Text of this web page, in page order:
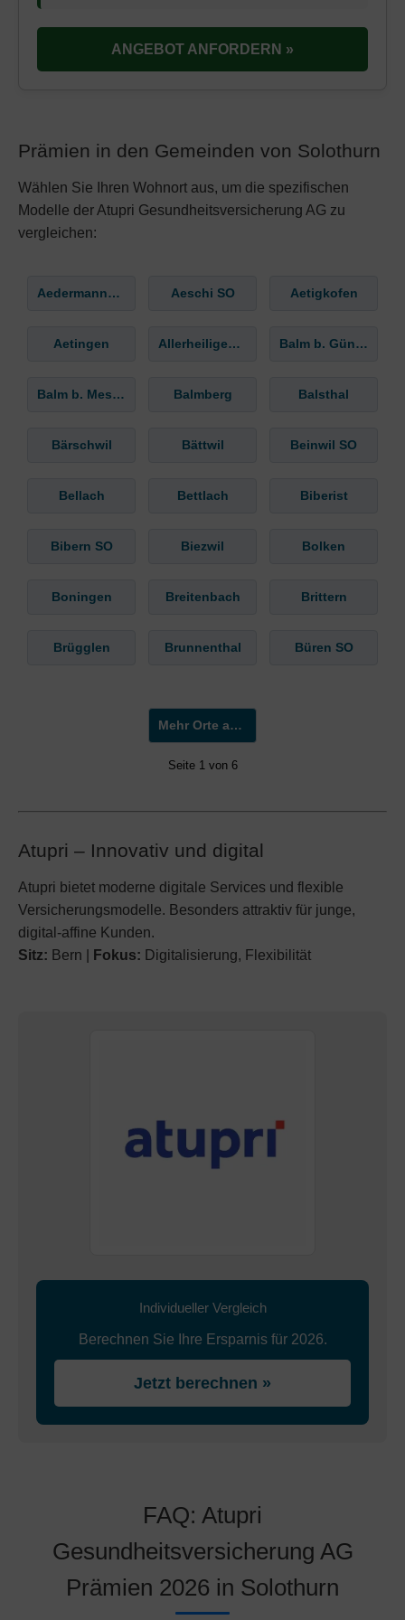
ANGEBOT ANFORDERN »
Prämien in den Gemeinden von Solothurn
Wählen Sie Ihren Wohnort aus, um die spezifischen
Modelle der Atupri Gesundheitsversicherung AG zu
vergleichen:
Aedermannsdorf Aeschi SO Aetigkofen
Aetingen Allerheiligenberg Balm b. Günsberg
Balm b. Messen Balmberg Balsthal
Bärschwil Bättwil Beinwil SO
Bellach Bettlach Biberist
Bibern SO Biezwil Bolken
Boningen Breitenbach Brittern
Brügglen Brunnenthal Büren SO
Mehr Orte anzeigen »
Seite 1 von 6
Atupri – Innovativ und digital
Atupri bietet moderne digitale Services und flexible
Versicherungsmodelle. Besonders attraktiv für junge,
digital-affine Kunden.
Sitz: Bern | Fokus: Digitalisierung, Flexibilität
Individueller Vergleich
Berechnen Sie Ihre Ersparnis für 2026.
Jetzt berechnen »
FAQ: Atupri
Gesundheitsversicherung AG
Prämien 2026 in Solothurn